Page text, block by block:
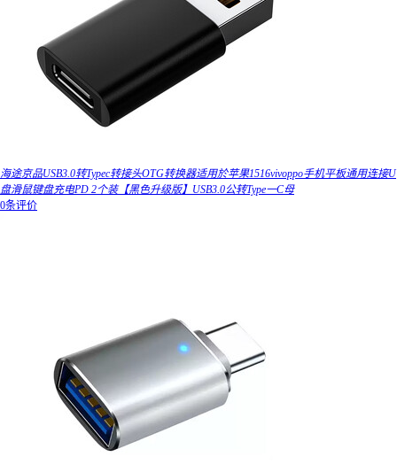
海途京品USB3.0转Typec转接头OTG转换器适用於苹果1516vivoppo手机平板通用连接U
盘滑鼠键盘充电PD 2个装【黑色升级版】USB3.0公转Type一C母
0条评价